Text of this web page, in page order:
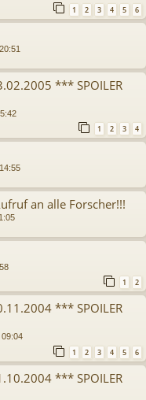
1 2 3 4 5 6
*** SPOILER
1 2 3 4
an alle Forscher!!!
1 2
*** SPOILER
1 2 3 4 5 6
*** SPOILER